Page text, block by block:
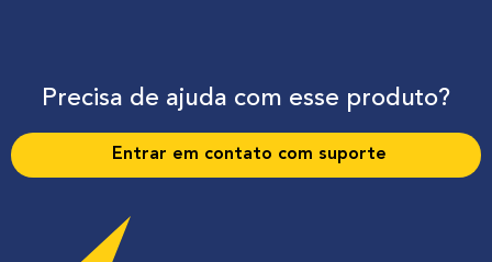
Precisa de ajuda com esse produto?
Entrar em contato com suporte